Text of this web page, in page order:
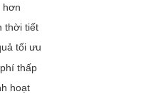
hơn
thời tiết
tối ưu
thấp
hoạt